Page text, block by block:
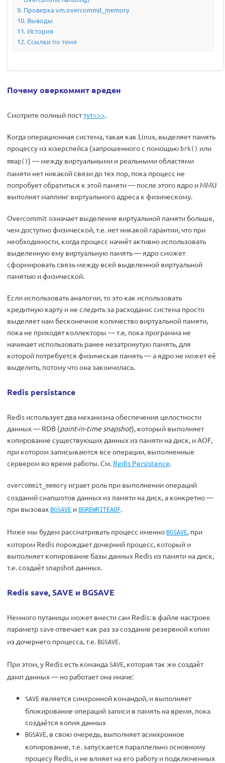
Проверка vm.overcommit_memory
Выводы
История
Ссылки по теме
Почему оверкоммит вреден
Смотрите полный посттут>>>.
Когда операционная система, такая как Linux, выделяет память
процессу из юзерспейса (запрошенного с помощью brk() или
mmap()) — между виртуальными и реальными областями
памяти нет никакой связи до тех пор, пока процесс не
попробует обратиться к этой памяти — после этого ядро и MMU
выполнят маппинг виртуального адреса к физическому.
Overcommit означает выделение виртуальной памяти больше,
чем доступно физической, т.е. нет никакой гарантии, что при
необходимости, когда процесс начнёт активно использовать
выделенную ему виртуальную память — ядро сможет
сформировать связь между всей выделенной виртуальной
памятью и физической.
Если использовать аналогии, то это как использовать
кредитную карту и не следить за расходами: система просто
выделяет нам бесконечное количество виртуальной памяти,
пока не приходят коллекторы — т.е, пока программа не
начинает использовать ранее незатронутую память, для
которой потребуется физическая память — а ядро не может её
выделить, потому что она закончилась.
Redis persistance
Redis использует два механизма обеспечения целостности
данных — RDB (point-in-time snapshot), который выполняет
копирование существующих данных из памяти на диск, и AOF,
при котором записываются все операции, выполненные
сервером во время работы. См. Redis Persistence.
overcommit_memory играет роль при выполнении операций
созданий снапшотов данных из памяти на диск, а конкретно —
при вызовах BGSAVE и BGREWRITEAOF.
Ниже мы будем рассматривать процесс именно BGSAVE, при
котором Redis порождает дочерний процесс, который и
выполняет копирование базы данных Redis из памяти на диск,
т.е. создаёт snapshot данных.
Redis save, SAVE и BGSAVE
Немного путаницы может внести сам Redis: в файле настроек
параметр save отвечает как раз за создание резервной копии
из дочернего процесса, т.е. BGSAVE.
При этом, у Redis есть команда SAVE, которая так же создаёт
дамп данных — но работает она иначе:
SAVE является синхронной командой, и выполняет
блокирование операций записи в память на время, пока
создаётся копия данных
BGSAVE, в свою очередь, выполняет асинхронное
копирование, т.е. запускается параллельно основному
процесу Redis, и не влияет на его работу и подключенных